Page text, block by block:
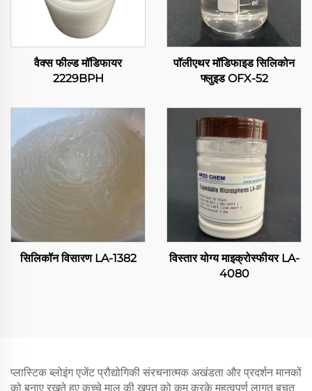
वैक्स फील्ड मॉडिफायर
2229BPH
पॉलीएथर मॉडिफाइड सिलिकोन
फ्लुइड OFX-52
सिलिकॉन विसारण LA-1382
विस्तार योग्य माइक्रोस्फीयर LA-
4080
प्लास्टिक ब्लोइंग एजेंट प्रौद्योगिकी संरचनात्मक अखंडता और प्रदर्शन मानकों
को बनाए रखते हुए कच्चे माल की खपत को कम करके महत्वपूर्ण लागत बचत